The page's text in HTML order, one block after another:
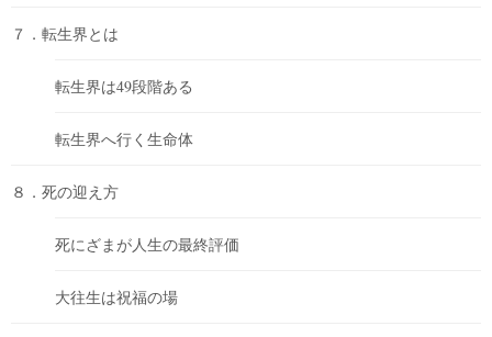
７．転生界とは
転生界は49段階ある
転生界へ行く生命体
８．死の迎え方
死にざまが人生の最終評価
大往生は祝福の場